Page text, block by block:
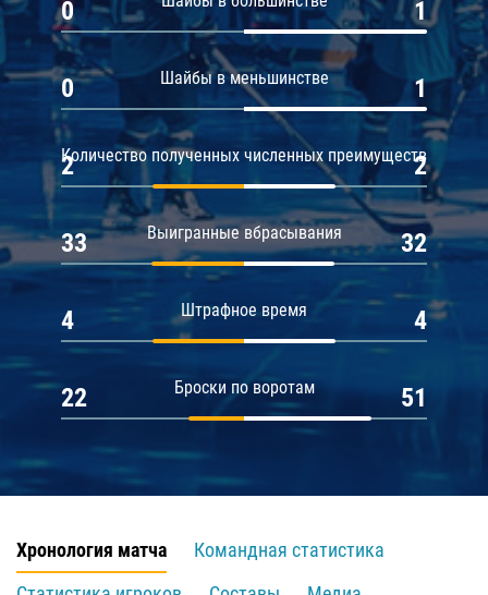
0 1
Шайбы в меньшинстве
0 1
Количество полученных численных преимуществ
2 2
Выигранные вбрасывания
33 32
Штрафное время
4 4
Броски по воротам
22 51
Хронология матча
Командная статистика